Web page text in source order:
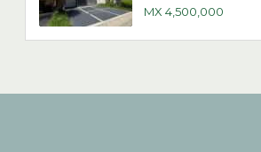
MX 4,500,000